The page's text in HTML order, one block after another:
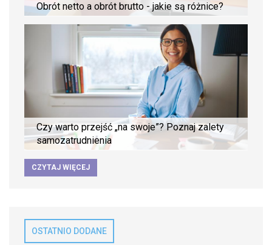
Obrót netto a obrót brutto - jakie są różnice?
Czy warto przejść „na swoje”? Poznaj zalety
samozatrudnienia
CZYTAJ WIĘCEJ
OSTATNIO DODANE